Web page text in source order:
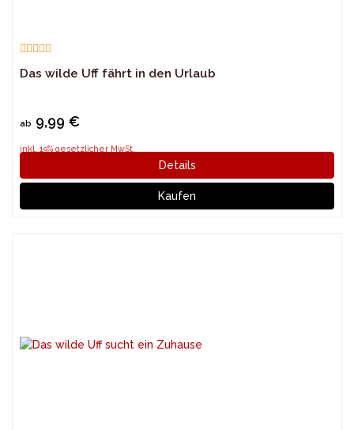
Das wilde Uff fährt in den Urlaub
ab 9,99 €
inkl. 19% gesetzlicher MwSt.
Details
Kaufen